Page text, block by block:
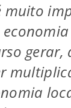
muito
gerar,